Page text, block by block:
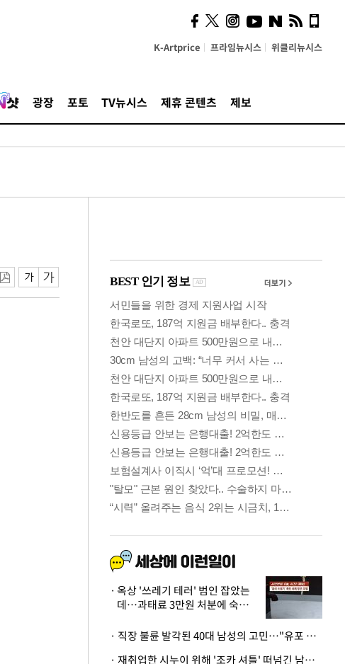
K-Artprice 프라임뉴시스 위클리뉴시스
광장 포토 TV뉴시스 제휴 콘텐츠 제보
시, 스마트폰 액세서리에
NFC 더했다
옥상 '쓰레기 테러' 범인 잡았는
데…과태료 3만원 처분에 숙박업
· 직장 불륜 발각된 40대 남성의 고민…"유포 동료 명예훼손·협박죄 고소 가능할까"
· 재취업한 시누이 위해 '조카 셔틀' 떠넘긴 남편…아내 "난 못한다"